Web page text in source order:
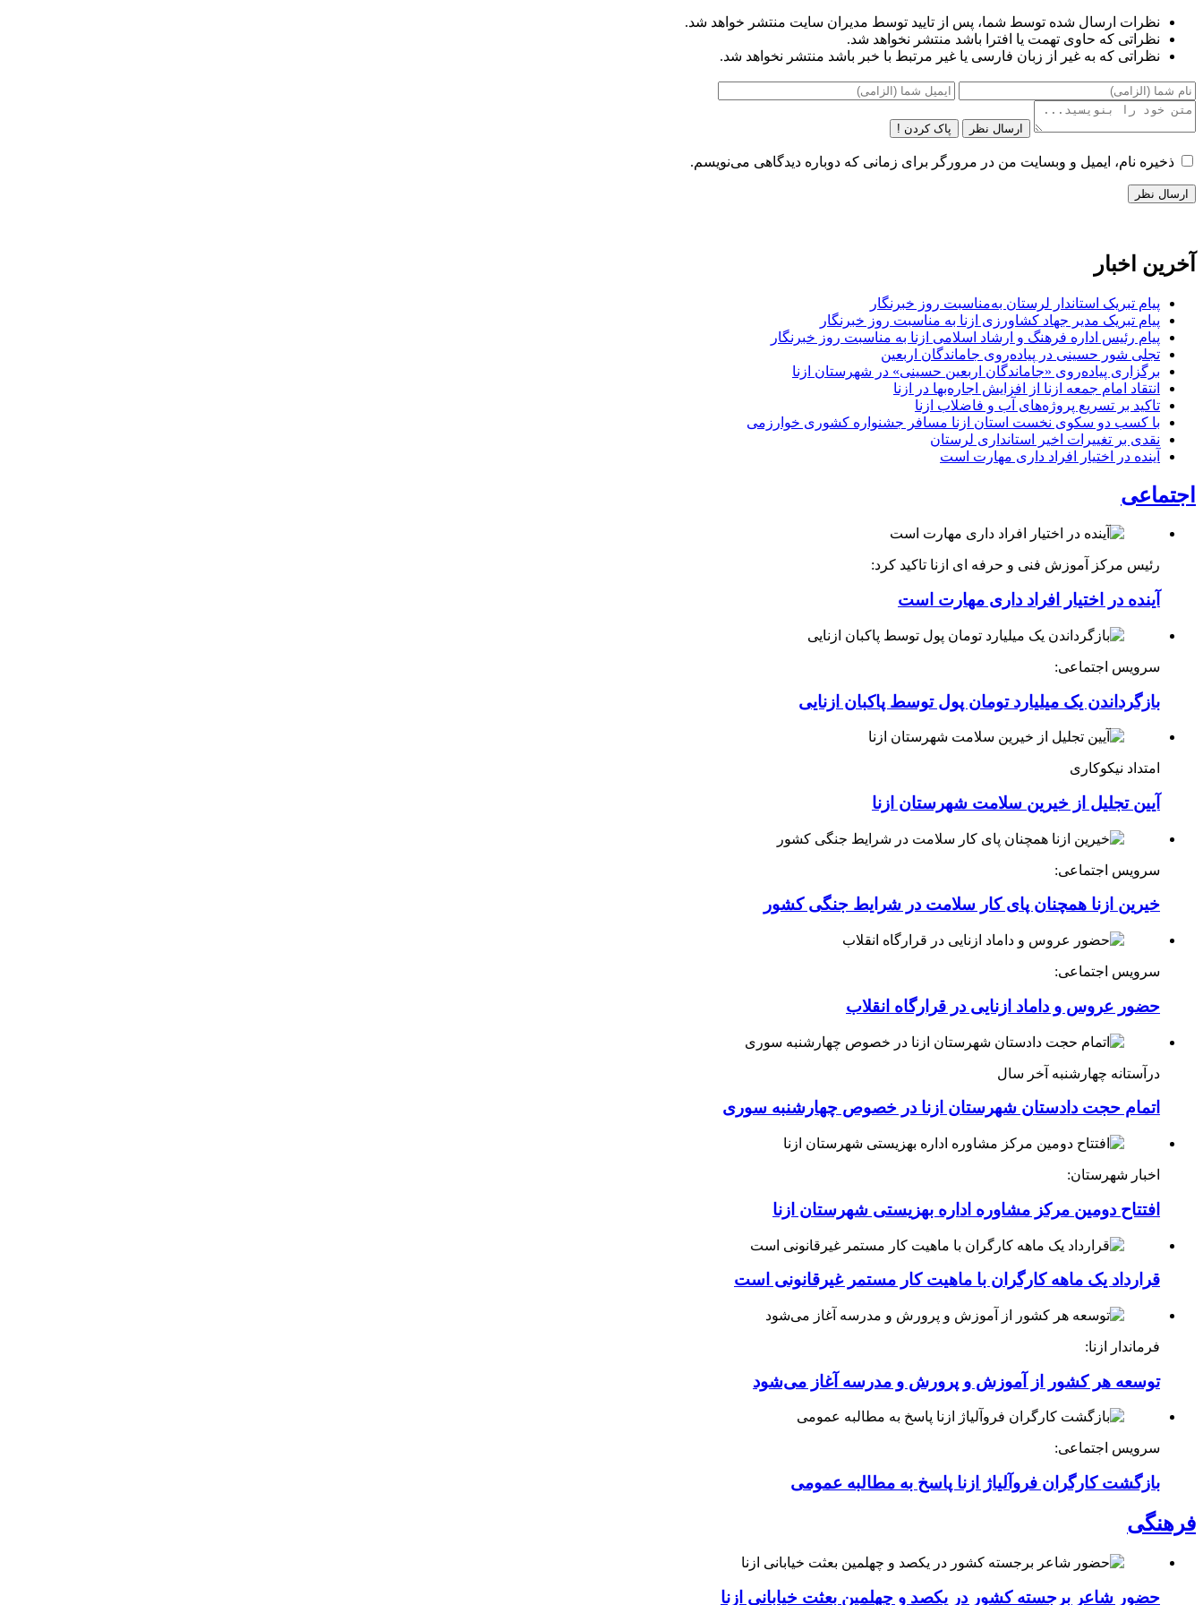
نظرات ارسال شده توسط شما، پس از تایید توسط مدیران سایت منتشر خواهد شد.
نظراتی که حاوی تهمت یا افترا باشد منتشر نخواهد شد.
نظراتی که به غیر از زبان فارسی یا غیر مرتبط با خبر باشد منتشر نخواهد شد.
ارسال نظر پاک کردن !
ذخیره نام، ایمیل و وبسایت من در مرورگر برای زمانی که دوباره دیدگاهی می‌نویسم.
آخرین اخبار
پیام تبریک استاندار لرستان به‌مناسبت روز خبرنگار
پیام تبریک مدیر جهاد کشاورزی ازنا به مناسبت روز خبرنگار
پیام رئیس اداره فرهنگ و ارشاد اسلامی ازنا به مناسبت روز خبرنگار
تجلی شور حسینی در پیاده‌روی جاماندگان اربعین
برگزاری پیاده‌روی «جاماندگان اربعین حسینی» در شهرستان ازنا
انتقاد امام جمعه ازنا از افزایش اجاره‌بها در ازنا
تاکید بر تسریع پروژه‌های آب و فاضلاب ازنا
با کسب دو سکوی نخست استان ازنا مسافر جشنواره کشوری خوارزمی
نقدی بر تغییرات اخیر استانداری لرستان
آینده در اختیار افراد داری مهارت است
اجتماعی
رئیس مرکز آموزش فنی و حرفه ای ازنا تاکید کرد:
آینده در اختیار افراد داری مهارت است
سرویس اجتماعی:
بازگرداندن یک میلیارد تومان پول توسط پاکبان ازنایی
امتداد نیکوکاری
آیین تجلیل از خیرین سلامت شهرستان ازنا
سرویس اجتماعی:
خیرین ازنا همچنان پای کار سلامت در شرایط جنگی کشور
سرویس اجتماعی:
حضور عروس و داماد ازنایی در قرارگاه انقلاب
درآستانه چهارشنبه آخر سال
اتمام حجت دادستان شهرستان ازنا در خصوص چهارشنبه ‌سوری
اخبار شهرستان:
افتتاح دومین مرکز مشاوره اداره بهزیستی شهرستان ازنا
قرارداد یک ماهه کارگران با ماهیت کار مستمر غیرقانونی است
فرماندار ازنا:
توسعه هر کشور از آموزش و پرورش و مدرسه آغاز می‌شود
سرویس اجتماعی:
بازگشت کارگران فروآلیاژ ازنا پاسخ به مطالبه عمومی
فرهنگی
حضور شاعر برجسته کشور در یکصد و چهلمین بعثت خیابانی ازنا